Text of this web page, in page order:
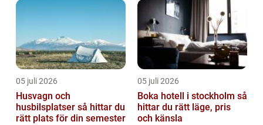
05 juli 2026
Husvagn och
husbilsplatser så hittar du
rätt plats för din semester
05 juli 2026
Boka hotell i stockholm så
hittar du rätt läge, pris
och känsla